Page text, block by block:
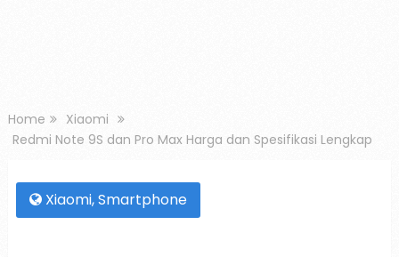
Home
Xiaomi
Redmi Note 9S dan Pro Max Harga dan Spesifikasi Lengkap
Xiaomi,Smartphone